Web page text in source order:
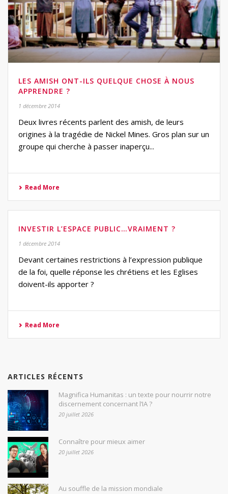
LES AMISH ONT-ILS QUELQUE CHOSE À NOUS
APPRENDRE ?
1 décembre 2014
Deux livres récents parlent des amish, de leurs
origines à la tragédie de Nickel Mines. Gros plan sur un
groupe qui cherche à passer inaperçu...
Read More
INVESTIR L’ESPACE PUBLIC…VRAIMENT ?
1 décembre 2014
Devant certaines restrictions à l’expression publique
de la foi, quelle réponse les chrétiens et les Eglises
doivent-ils apporter ?
Read More
ARTICLES RÉCENTS
Magnifica Humanitas : un texte pour nourrir notre
discernement concernant l’IA ?
20 juillet 2026
Connaître pour mieux aimer
20 juillet 2026
Au souffle de la mission mondiale